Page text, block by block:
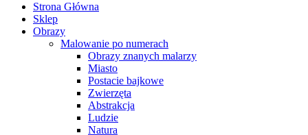
Strona Główna
Sklep
Obrazy
Malowanie po numerach
Obrazy znanych malarzy
Miasto
Postacie bajkowe
Zwierzęta
Abstrakcja
Ludzie
Natura